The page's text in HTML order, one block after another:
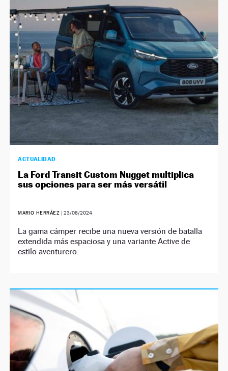
ACTUALIDAD
La Ford Transit Custom Nugget multiplica
sus opciones para ser más versátil
MARIO HERRÁEZ |23/08/2024
La gama cámper recibe una nueva versión de batalla
extendida más espaciosa y una variante Active de
estilo aventurero.